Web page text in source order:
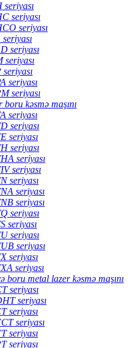
seriyası
seriyası
seriyası
seriyası
seriyası
seriyası
seriyası
seriyası
seriyası
boru kəsmə maşını
seriyası
seriyası
seriyası
seriyası
seriyası
seriyası
seriyası
seriyası
seriyası
seriyası
seriyası
seriyası
seriyası
seriyası
seriyası
boru metal lazer kəsmə maşını
seriyası
seriyası
seriyası
seriyası
seriyası
seriyası